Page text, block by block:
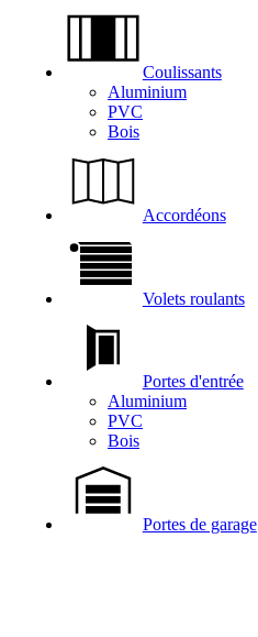
Coulissants
Aluminium
PVC
Bois
Accordéons
Volets roulants
Portes d'entrée
Aluminium
PVC
Bois
Portes de garage